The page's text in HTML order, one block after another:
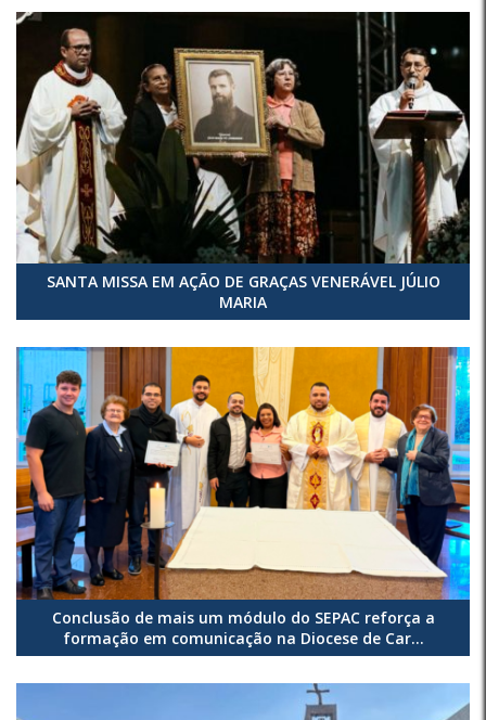
SANTA MISSA EM AÇÃO DE GRAÇAS VENERÁVEL JÚLIO
MARIA
Conclusão de mais um módulo do SEPAC reforça a
formação em comunicação na Diocese de Car...